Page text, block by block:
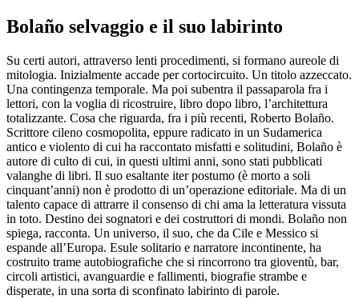
Bolaño selvaggio e il suo labirinto
Su certi autori, attraverso lenti procedimenti, si formano aureole di
mitologia. Inizialmente accade per cortocircuito. Un titolo azzeccato.
Una contingenza temporale. Ma poi subentra il passaparola fra i
lettori, con la voglia di ricostruire, libro dopo libro, l’architettura
totalizzante. Cosa che riguarda, fra i più recenti, Roberto Bolaño.
Scrittore cileno cosmopolita, eppure radicato in un Sudamerica
antico e violento di cui ha raccontato misfatti e solitudini, Bolaño è
autore di culto di cui, in questi ultimi anni, sono stati pubblicati
valanghe di libri. Il suo esaltante iter postumo (è morto a soli
cinquant’anni) non è prodotto di un’operazione editoriale. Ma di un
talento capace di attrarre il consenso di chi ama la letteratura vissuta
in toto. Destino dei sognatori e dei costruttori di mondi. Bolaño non
spiega, racconta. Un universo, il suo, che da Cile e Messico si
espande all’Europa. Esule solitario e narratore incontinente, ha
costruito trame autobiografiche che si rincorrono tra gioventù, bar,
circoli artistici, avanguardie e fallimenti, biografie strambe e
disperate, in una sorta di sconfinato labirinto di parole.